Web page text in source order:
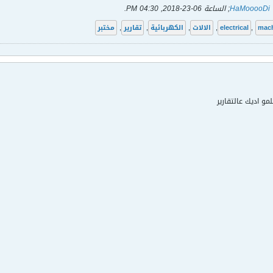
HaMooooDi; الساعة 06-23-2018, 04:30 PM
.
electrical ,
, الالات , الكهربائية , تقارير , مختبر
اديك عالتقارير